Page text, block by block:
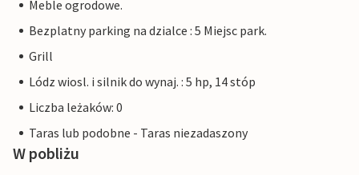
Meble ogrodowe.
Bezplatny parking na dzialce : 5 Miejsc park.
Grill
Lódz wiosl. i silnik do wynaj. : 5 hp, 14 stóp
Liczba leżaków: 0
Taras lub podobne - Taras niezadaszony
W pobliżu